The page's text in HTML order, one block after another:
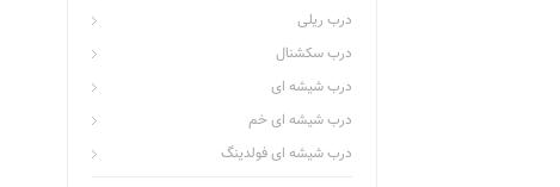
درب ریلی
درب سکشنال
درب شیشه ای
درب شیشه ای خم
درب شیشه ای فولدینگ